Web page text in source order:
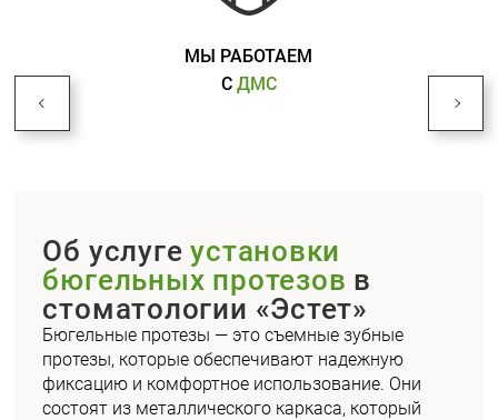
МЫ РАБОТАЕМ
С ДМС
Об услугеустановки
бюгельных протезов в
стоматологии «Эстет»
Бюгельные протезы — это съемные зубные
протезы, которые обеспечивают надежную
фиксацию и комфортное использование. Они
состоят из металлического каркаса, который